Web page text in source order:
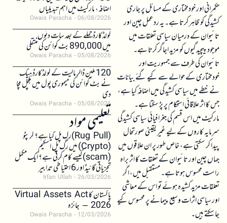
حکمرانی اور خودمختاری کے مسائل پر جاری
کشیدگی کو ظاہر کرتا ہے۔ یہ ردعمل چین اور
تائیوان کے درمیان سیاسی تعلقات میں
موجود پیچیدگیوں کو مزید اجاگر کرتا ہے۔
تائیوان کی طرف سے جمہوریت اور
خودمختاری کے حوالے سے کیے گئے بیانات
نے خطے میں سیاسی کشیدگی میں اضافہ کیا ہے،
جس کا اثر علاقائی استحکام پر پڑ سکتا ہے۔
مارکیٹ میں اس قسم کی جغرافیائی سیاسی کشیدگی
سرمایہ کاروں کے لیے غیر یقینی صورتحال
پیدا کر سکتی ہے، خاص طور پر ان علاقوں میں
جہاں چین اور تائیوان کے تعلقات کا اثر براہ
راست محسوس ہوتا ہے۔ مستقبل میں، اگر
تعلقات مزید کشیدہ ہوئے تو اس کے معاشی
اور سیاسی اثرات وسیع پیمانے پر محسوس کیے
جا سکتے ہیں۔
اضافہ، مارکیٹ میں اہم تبدیلیاں
Owais Paracha 06/08/2026
کولڈکارڈ حملے کے بعد سات دنوں
میں 890,000 بٹ کوائن کی منتقلی
Owais Paracha 05/08/2026
120 ملین ڈالر مالیت کے کولڈکارڈ ہیک
نے بٹ کوائن کی میموری پول میں ہلچل مچا
دی
Owais Paracha 05/08/2026
تعلیمی مواد(Rug Pull)رگ پل کیا ہے؟ کرپٹو
(Crypto) میں رگ پل اسکیم
(scam)کیسے کام کرتی ہے؟ ایک مکمل
تجزیاتی گائیڈ اور 6 احتیاطی تدابیر
Irfan Ullah 26/03/2026
پاکستان کا Virtual Assets Act
2026 – جائزہ
Owais Paracha 12/03/2026